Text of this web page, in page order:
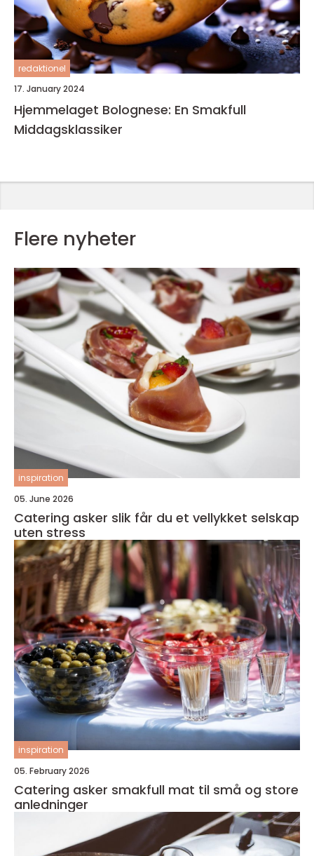
redaktionel
17. January 2024
Hjemmelaget Bolognese: En Smakfull
Middagsklassiker
Flere nyheter
inspiration
05. June 2026
Catering asker slik får du et vellykket selskap
uten stress
inspiration
05. February 2026
Catering asker smakfull mat til små og store
anledninger